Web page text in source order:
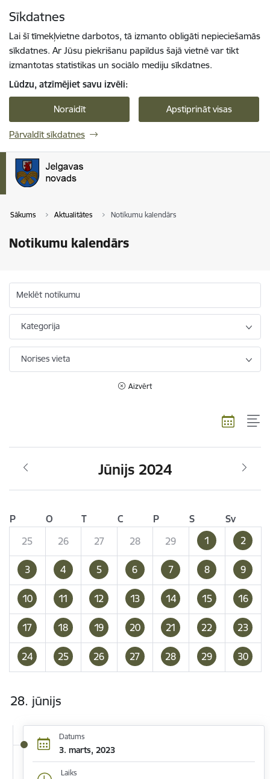
Sīkdatnes
Lai šī tīmekļvietne darbotos, tā izmanto obligāti nepieciešamās
sīkdatnes. Ar Jūsu piekrišanu papildus šajā vietnē var tikt
izmantotas statistikas un sociālo mediju sīkdatnes.
Lūdzu, atzīmējiet savu izvēli:
Noraidīt Apstiprināt visas
Pārvaldīt sīkdatnes
Sākums Aktualitātes Notikumu kalendārs
Notikumu kalendārs
Meklēt notikumu
Kategorija
Norises vieta
Aizvērt
Jūnijs 2024
P O T C P S
Sv
25
26 27 28 29 1 2
3 4 5 6 7 8 9
10 11 12 13 14 15 16
17 18 19 20 21 22 23
24 25 26 27 28 29 30
28. jūnijs
Datums
3. marts, 2023
Laiks